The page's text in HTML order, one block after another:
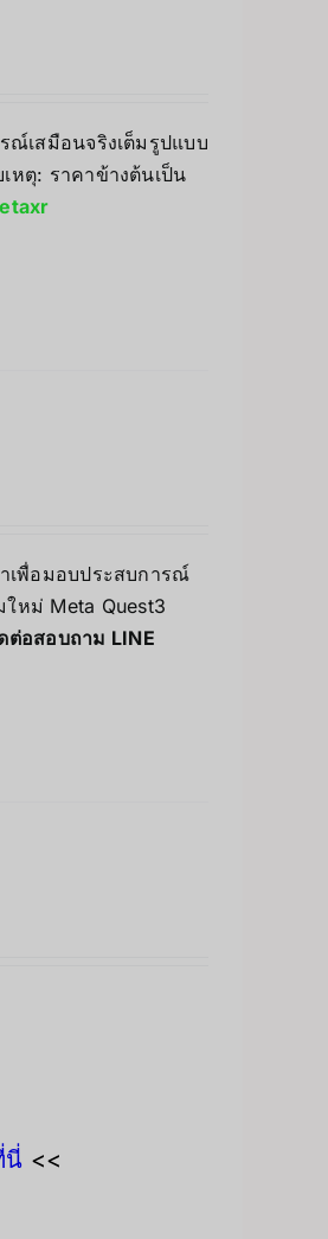
ณ์เสมือนจริงเต็มรูปแบบ
หตุ: ราคาข้างต้นเป็น
เพื่อมอบประสบการณ์
หม่ Meta Quest3
ต่อสอบถาม LINE
นี่ <<